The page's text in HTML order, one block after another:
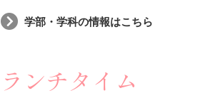
学部・学科の情報はこちら
ランチタイム